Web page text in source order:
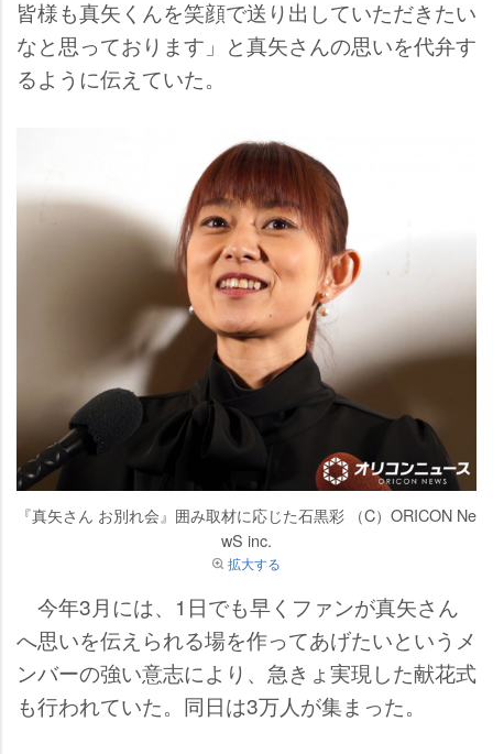
皆様も真矢くんを笑顔で送り出していただきたい
なと思っております」と真矢さんの思いを代弁す
るように伝えていた。
『真矢さん お別れ会』囲み取材に応じた石黒彩 （C）ORICON Ne
wS inc.
拡大する
今年3月には、1日でも早くファンが真矢さん
へ思いを伝えられる場を作ってあげたいというメ
ンバーの強い意志により、急きょ実現した献花式
も行われていた。同日は3万人が集まった。